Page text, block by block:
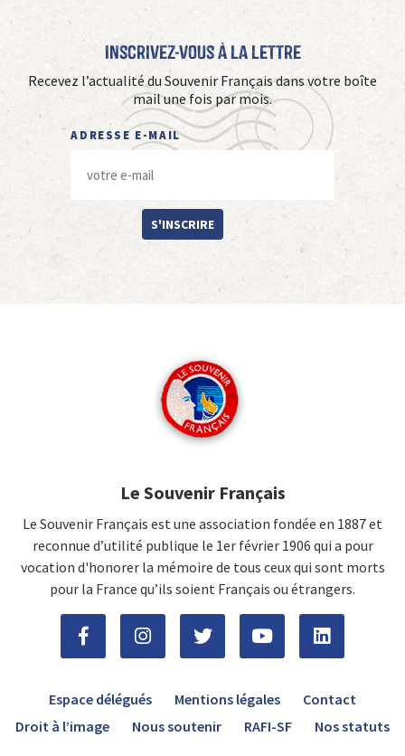
Inscrivez-vous à La Lettre
Recevez l’actualité du Souvenir Français dans votre boîte
mail une fois par mois.
ADRESSE E-MAIL
S'INSCRIRE
Le Souvenir Français
Le Souvenir Français est une association fondée en 1887 et
reconnue d’utilité publique le 1er février 1906 qui a pour
vocation d'honorer la mémoire de tous ceux qui sont morts
pour la France qu’ils soient Français ou étrangers.
Espace délégués Mentions légales
Contact
Droit à l’image
Nous soutenir RAFI-SF Nos statuts